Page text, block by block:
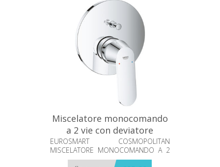
Miscelatore monocomando
a 2 vie con deviatore
Eurosmart Grohe 24045000
EUROSMART COSMOPOLITAN
MISCELATORE MONOCOMANDO A 2
VIE CON DEVIATORE